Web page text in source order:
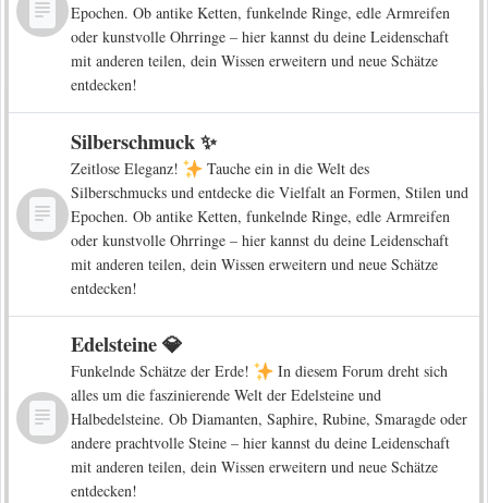
Epochen. Ob antike Ketten, funkelnde Ringe, edle Armreifen
oder kunstvolle Ohrringe – hier kannst du deine Leidenschaft
mit anderen teilen, dein Wissen erweitern und neue Schätze
entdecken!
Silberschmuck ✨
Zeitlose Eleganz!
Tauche ein in die Welt des
Silberschmucks und entdecke die Vielfalt an Formen, Stilen und
Epochen. Ob antike Ketten, funkelnde Ringe, edle Armreifen
oder kunstvolle Ohrringe – hier kannst du deine Leidenschaft
mit anderen teilen, dein Wissen erweitern und neue Schätze
entdecken!
Edelsteine 💎
Funkelnde Schätze der Erde!
In diesem Forum dreht sich
alles um die faszinierende Welt der Edelsteine und
Halbedelsteine. Ob Diamanten, Saphire, Rubine, Smaragde oder
andere prachtvolle Steine – hier kannst du deine Leidenschaft
mit anderen teilen, dein Wissen erweitern und neue Schätze
entdecken!